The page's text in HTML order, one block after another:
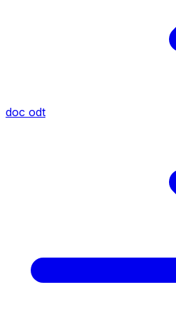
doc odt